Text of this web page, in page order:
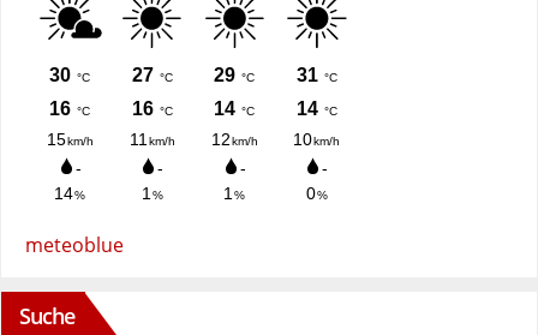
meteoblue
Suche